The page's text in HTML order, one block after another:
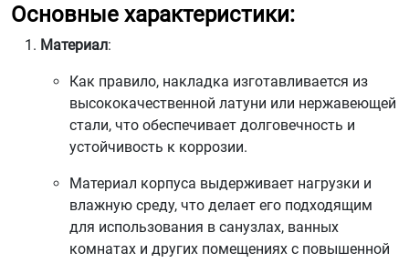
Основные характеристики:
Материал:
Как правило, накладка изготавливается из
высококачественной латуни или нержавеющей
стали, что обеспечивает долговечность и
устойчивость к коррозии.
Материал корпуса выдерживает нагрузки и
влажную среду, что делает его подходящим
для использования в санузлах, ванных
комнатах и других помещениях с повышенной